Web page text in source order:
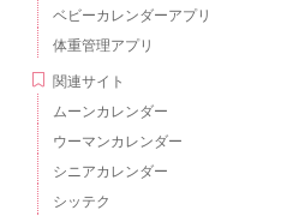
ベビーカレンダーアプリ
体重管理アプリ
関連サイト
ムーンカレンダー
ウーマンカレンダー
シニアカレンダー
シッテク